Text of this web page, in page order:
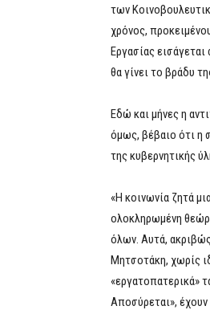
των
χρόνος,
Εργασίας
θα γίνει το βράδυ
Εδώ και μήνες η
όμως, βέβαιο ότι η
της κυβερνητικής
«Η κοινωνία ζητά
ολοκληρωμένη
όλων. Αυτά,
Μητσοτάκη, χωρίς
«εργατοπατερικά»
Αποσύρεται»,